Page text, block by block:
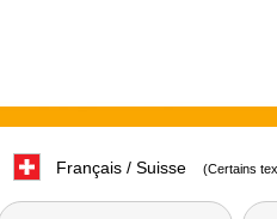
Français / Suisse (Certains